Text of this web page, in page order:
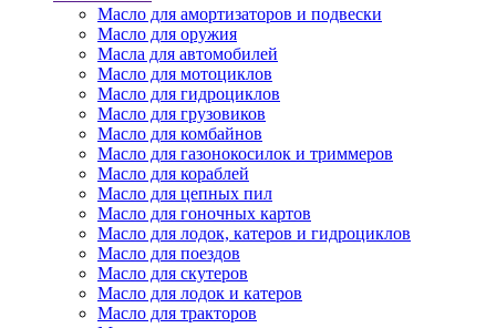
Масло для амортизаторов и подвески
Масло для оружия
Масла для автомобилей
Масло для мотоциклов
Масло для гидроциклов
Масло для грузовиков
Масло для комбайнов
Масло для газонокосилок и триммеров
Масло для кораблей
Масло для цепных пил
Масло для гоночных картов
Масло для лодок, катеров и гидроциклов
Масло для поездов
Масло для скутеров
Масло для лодок и катеров
Масло для тракторов